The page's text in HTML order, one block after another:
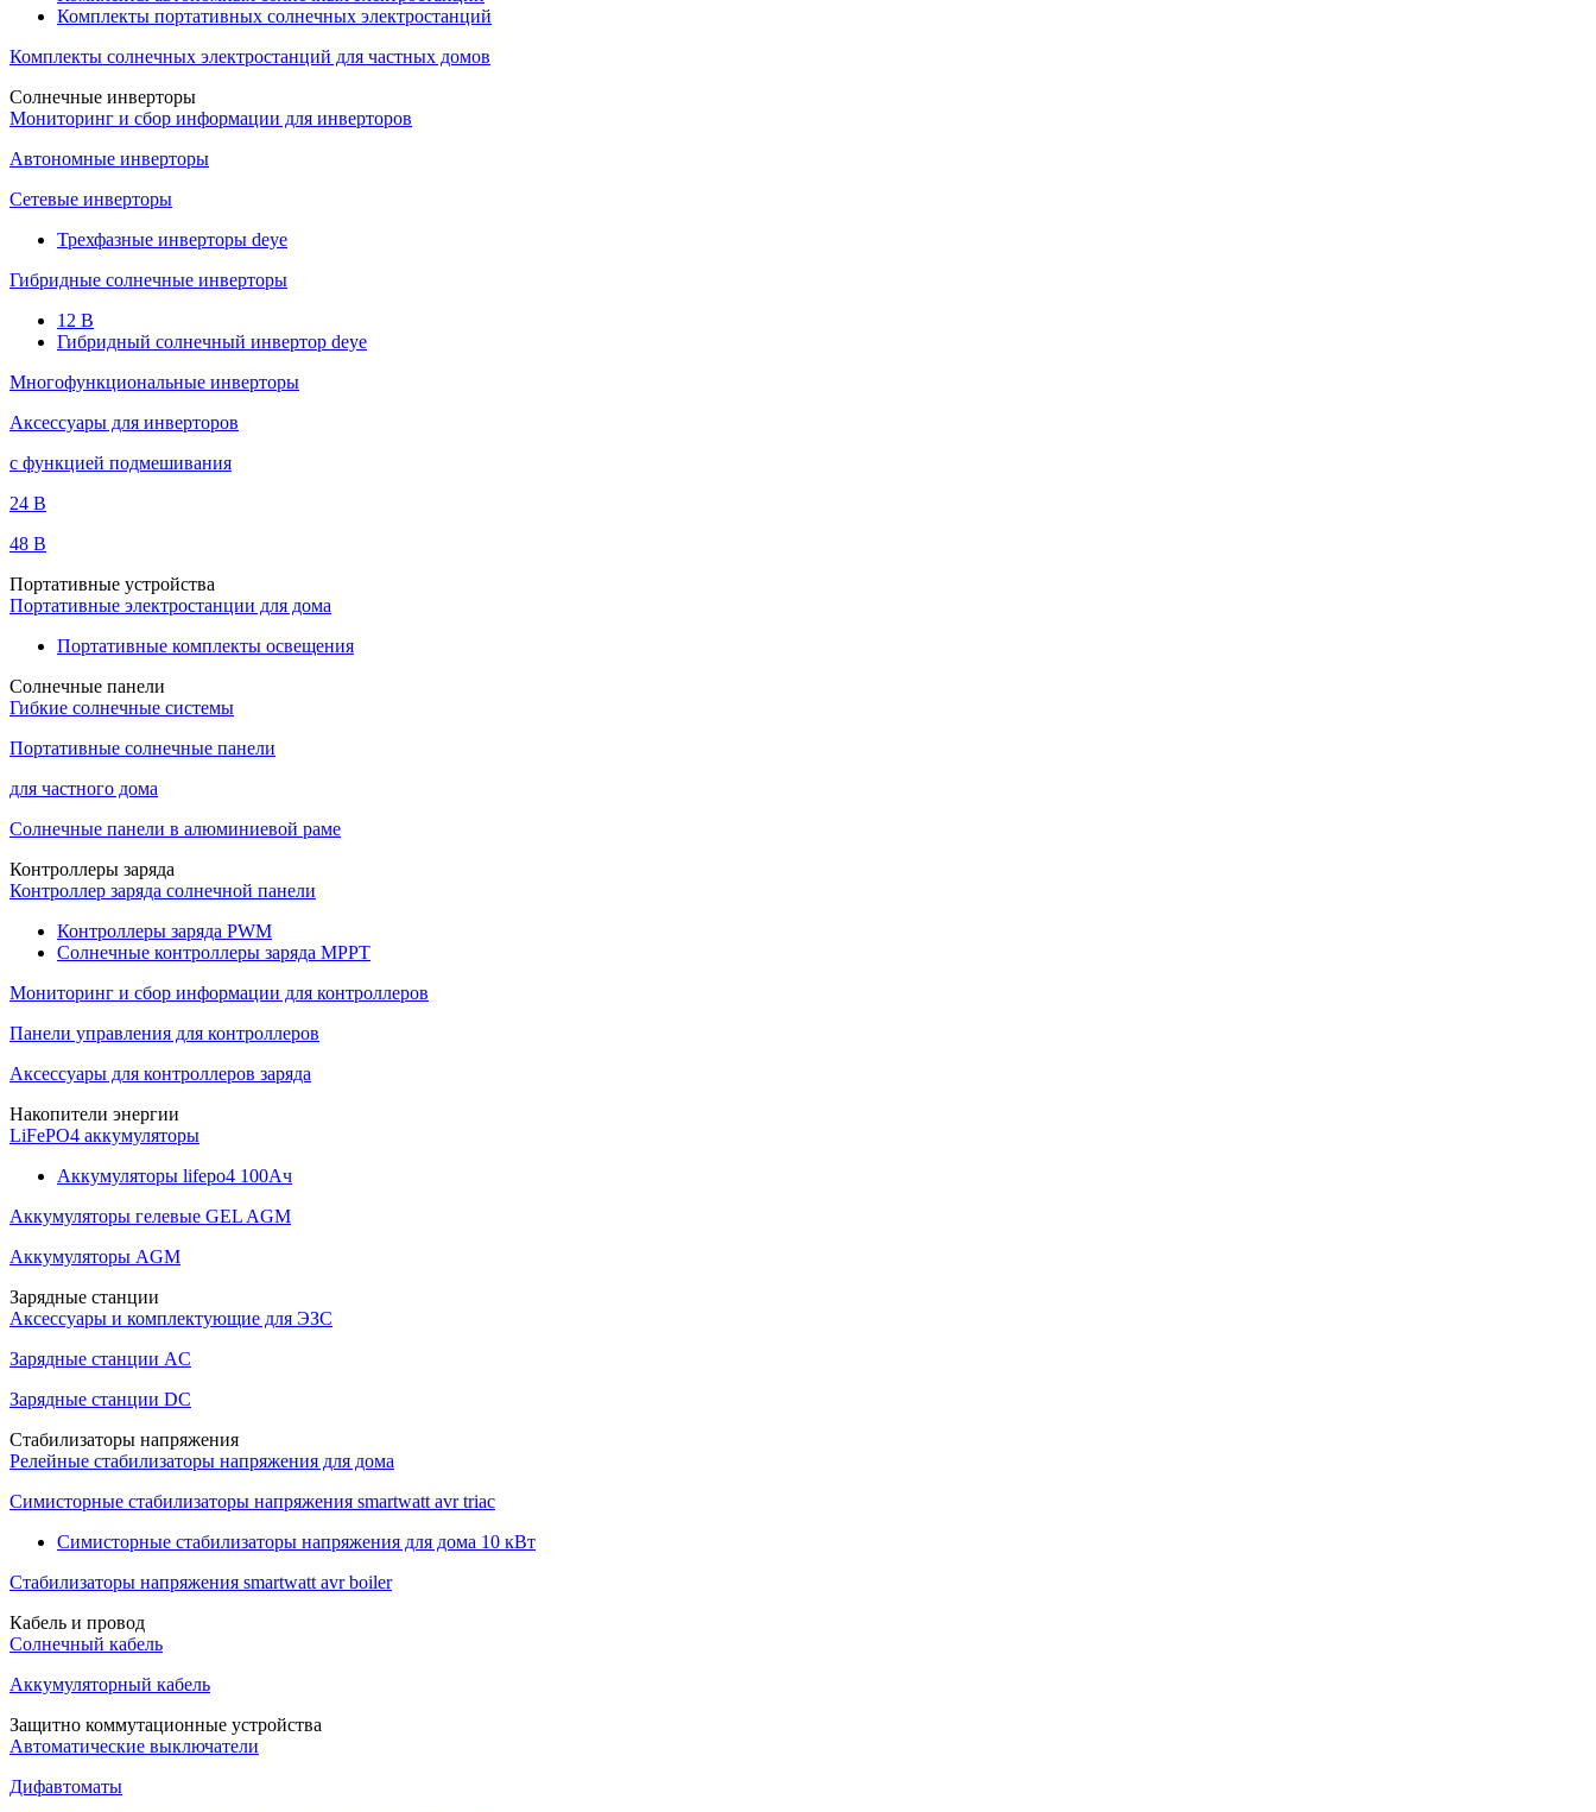
Комплекты портативных солнечных электростанций
Комплекты солнечных электростанций для частных домов
Солнечные инверторы
Мониторинг и сбор информации для инверторов
Автономные инверторы
Сетевые инверторы
Трехфазные инверторы deye
Гибридные солнечные инверторы
12 B
Гибридный солнечный инвертор deye
Многофункциональные инверторы
Аксессуары для инверторов
с функцией подмешивания
24 B
48 B
Портативные устройства
Портативные электростанции для дома
Портативные комплекты освещения
Солнечные панели
Гибкие солнечные системы
Портативные солнечные панели
для частного дома
Солнечные панели в алюминиевой раме
Контроллеры заряда
Контроллер заряда солнечной панели
Контроллеры заряда PWM
Солнечные контроллеры заряда MPPT
Мониторинг и сбор информации для контроллеров
Панели управления для контроллеров
Аксессуары для контроллеров заряда
Накопители энергии
LiFePO4 аккумуляторы
Аккумуляторы lifepo4 100Ач
Аккумуляторы гелевые GEL AGM
Аккумуляторы AGM
Зарядные станции
Аксессуары и комплектующие для ЭЗС
Зарядные станции AC
Зарядные станции DC
Стабилизаторы напряжения
Релейные стабилизаторы напряжения для дома
Симисторные стабилизаторы напряжения smartwatt avr triac
Симисторные стабилизаторы напряжения для дома 10 кВт
Стабилизаторы напряжения smartwatt avr boiler
Кабель и провод
Солнечный кабель
Аккумуляторный кабель
Защитно коммутационные устройства
Автоматические выключатели
Дифавтоматы